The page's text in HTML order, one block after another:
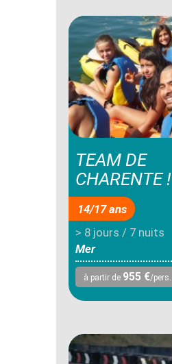
TEAM DE
CHARENTE !
14/17 ans
> 8 jours / 7 nuits
Mer
à partir de 955 €/pers.